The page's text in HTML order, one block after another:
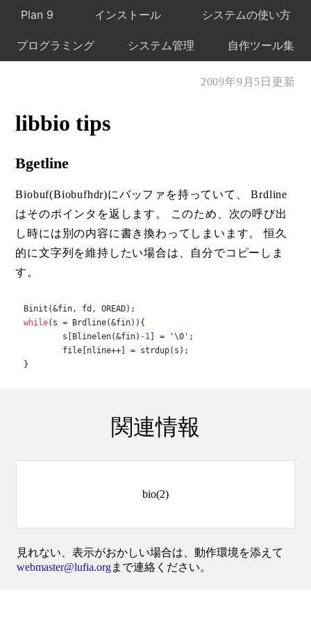
Plan 9 インストール システムの使い方
プログラミング システム管理 自作ツール集
2009年9月5日更新
libbio tips
Bgetline
Biobuf(Biobufhdr)にバッファを持っていて、 Brdline
はそのポインタを返します。 このため、次の呼び出
し時には別の内容に書き換わってしまいます。 恒久
的に文字列を維持したい場合は、自分でコピーしま
す。
while(s = Brdline(&fin)){
	s[Blinelen(&fin)
-1 ] = '\0' ;
}
関連情報
bio(2)
見れない、表示がおかしい場合は、動作環境を添えて
webmaster@lufia.orgまで連絡ください。